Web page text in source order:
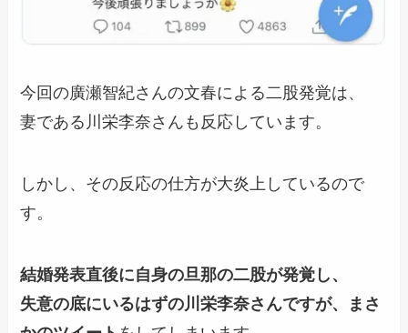
今回の廣瀬智紀さんの文春による二股発覚は、
妻である川栄李奈さんも反応しています。
しかし、その反応の仕方が大炎上しているので
す。
結婚発表直後に自身の旦那の二股が発覚し、
失意の底にいるはずの川栄李奈さんですが、まさ